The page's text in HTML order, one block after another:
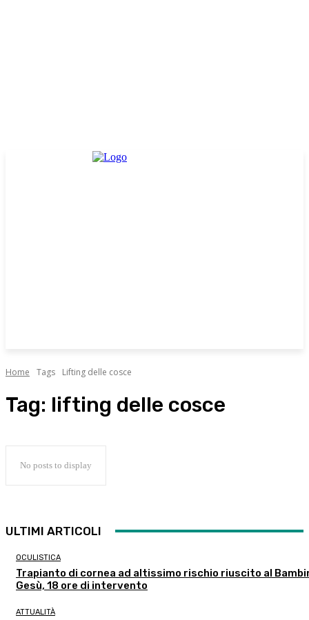
Home Tags Lifting delle cosce
Tag: lifting delle cosce
No posts to display
ULTIMI ARTICOLI
OCULISTICA
Trapianto di cornea ad altissimo rischio riuscito al
Gesù, 18 ore di intervento
ATTUALITÀ